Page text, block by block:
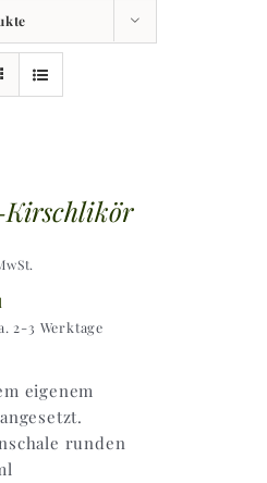
2-3 Werktage
eigenem
runden